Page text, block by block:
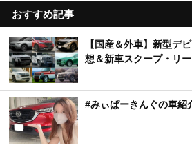
おすすめ記事
【国産＆外車】新型デ
想＆新車スクープ・リ
#みぃぱーきんぐの車紹